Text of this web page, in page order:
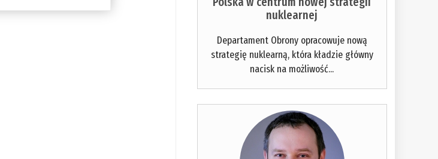
nuklearnej
Departament Obrony opracowuje nową
strategię nuklearną, która kładzie główny
nacisk na możliwość...